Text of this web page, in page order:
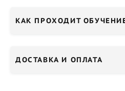
КАК ПРОХОДИТ
ДОСТАВКА И ОПЛАТА